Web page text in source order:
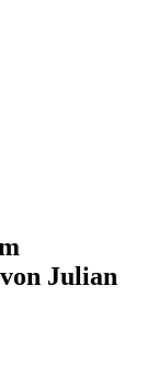
Julian